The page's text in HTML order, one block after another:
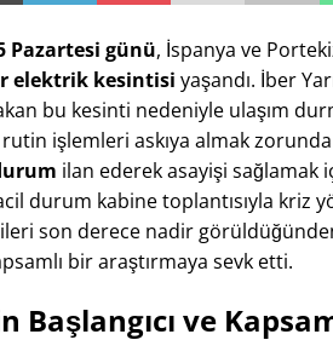
Pazartesi günü, İspanya ve
elektrik kesintisi yaşandı. İber
bu kesinti nedeniyle ulaşım
işlemleri askıya almak zorunda
ilan ederek asayişi
durum kabine toplantısıyla kriz
son derece nadir
bir araştırmaya sevk etti​.
Başlangıcı ve